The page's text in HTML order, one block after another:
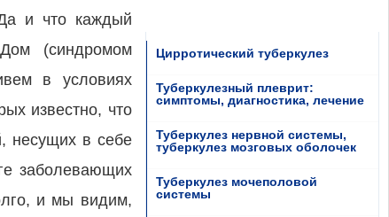
и что каждый
(синдромом
в условиях
известно, что
несущих в себе
заболевающих
и мы видим,
Цирротический туберкулез
Туберкулезный плеврит:
симптомы, диагностика, лечение
Туберкулез нервной системы,
туберкулез мозговых оболочек
Туберкулез мочеполовой
системы